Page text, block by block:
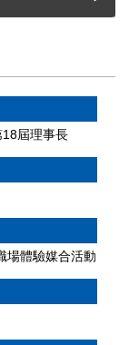
屆理事長
場體驗媒合活動